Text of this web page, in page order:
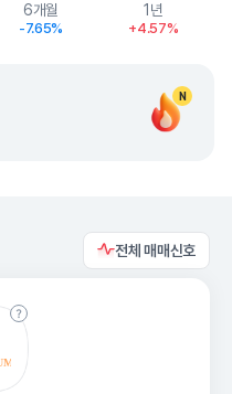
6개월
-7.65%
1년
+4.57%
N
전체 매매신호